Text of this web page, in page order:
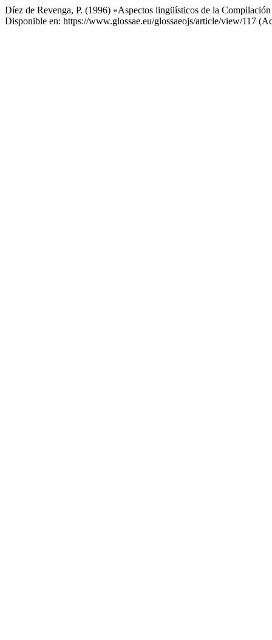
Díez de Revenga, P. (1996) «Aspectos lingüísticos de la
Disponible en: https://www.glossae.eu/glossaeojs/article/view/117